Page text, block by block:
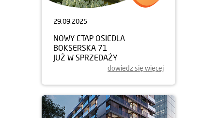
29.09.2025
NOWY ETAP OSIEDLA
BOKSERSKA 71
JUŻ W SPRZEDAŻY
dowiedz się więcej